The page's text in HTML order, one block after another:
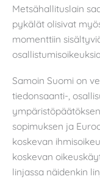
Metsähallituslain
pykälät olisivat
momenttiin
Samoin Suomi on
tiedonsaanti-,
sopimuksen ja
koskevan
koskevan
linjassa näidenkin